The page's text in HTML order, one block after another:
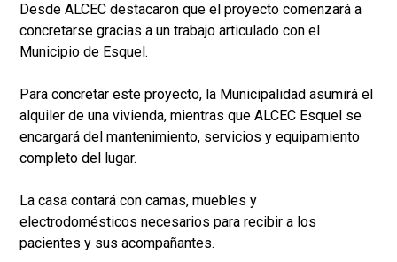
Desde ALCEC destacaron que el proyecto comenzará a
concretarse gracias a un trabajo articulado con el
Municipio de Esquel.
Para concretar este proyecto, la Municipalidad asumirá el
alquiler de una vivienda, mientras que ALCEC Esquel se
encargará del mantenimiento, servicios y equipamiento
completo del lugar.
La casa contará con camas, muebles y
electrodomésticos necesarios para recibir a los
pacientes y sus acompañantes.